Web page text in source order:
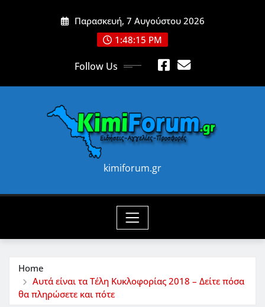
Παρασκευή, 7 Αυγούστου 2026
1:48:16 PM
Follow Us
kimiforum.gr
Home
Αυτά είναι τα Τέλη Κυκλοφορίας 2018 – Δείτε πόσα
θα πληρώσετε και πότε